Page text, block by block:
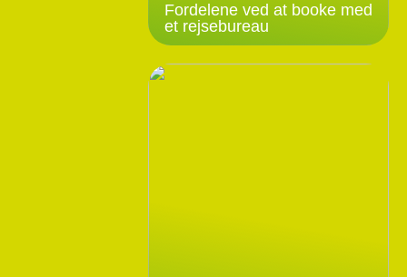
Fordelene ved at booke med
et rejsebureau